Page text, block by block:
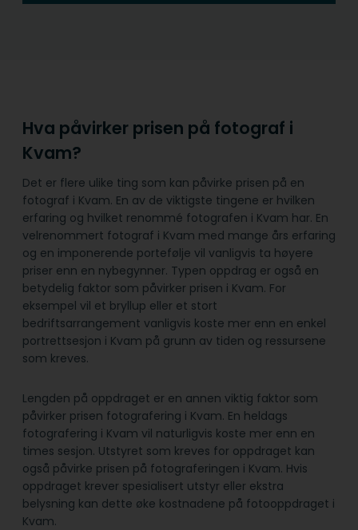
Hva påvirker prisen på fotograf i
Kvam?
Det er flere ulike ting som kan påvirke prisen på en
fotograf i Kvam. En av de viktigste tingene er hvilken
erfaring og hvilket renommé fotografen i Kvam har. En
velrenommert fotograf i Kvam med mange års erfaring
og en imponerende portefølje vil vanligvis ta høyere
priser enn en nybegynner. Typen oppdrag er også en
betydelig faktor som påvirker prisen i Kvam. For
eksempel vil et bryllup eller et stort
bedriftsarrangement vanligvis koste mer enn en enkel
portrettsesjon i Kvam på grunn av tiden og ressursene
som kreves.
Lengden på oppdraget er en annen viktig faktor som
påvirker prisen fotografering i Kvam. En heldags
fotografering i Kvam vil naturligvis koste mer enn en
times sesjon. Utstyret som kreves for oppdraget kan
også påvirke prisen på fotograferingen i Kvam. Hvis
oppdraget krever spesialisert utstyr eller ekstra
belysning kan dette øke kostnadene på fotooppdraget i
Kvam.